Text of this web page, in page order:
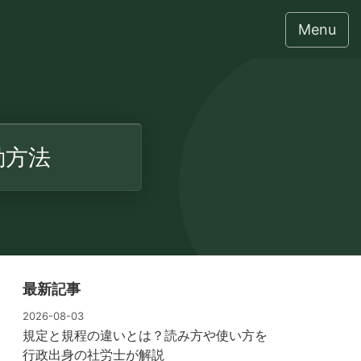
Menu
法
最新記事
2026-08-03
規定と規程の違いとは？読み方や使い方を
行政出身の社労士が解説